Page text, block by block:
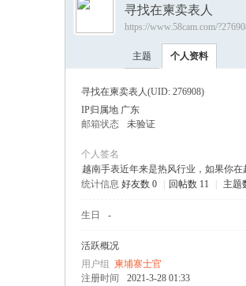
柬埔›
寻找在柬卖表人
https://www.58cam.com/
主题 个人资料
寻找在柬卖表人(UID: 276908)
IP归属地 广东
邮箱状态
未验证
个人签名
越南手表近年来是热风行业，如果你
统计信息 好友数 0 回帖数 11 主题
生日 -
活跃概况
用户组 柬埔寨士官
注册时间
2021-3-28 01:33